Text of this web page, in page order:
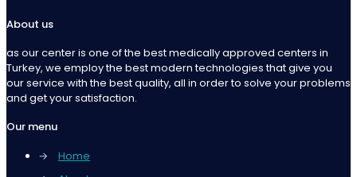
About us
as our center is one of the best medically approved centers in
Turkey, we employ the best modern technologies that give you
our service with the best quality, all in order to solve your problems
and get your satisfaction.
Our menu
→
Home